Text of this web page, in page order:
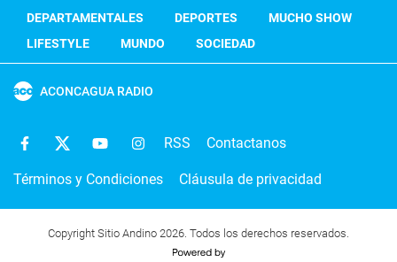
DEPARTAMENTALES
DEPORTES
MUCHO SHOW
LIFESTYLE
MUNDO SOCIEDAD
ACONCAGUA RADIO
RSS Contactanos
Términos y Condiciones Cláusula de privacidad
Copyright Sitio Andino 2026. Todos los derechos reservados.